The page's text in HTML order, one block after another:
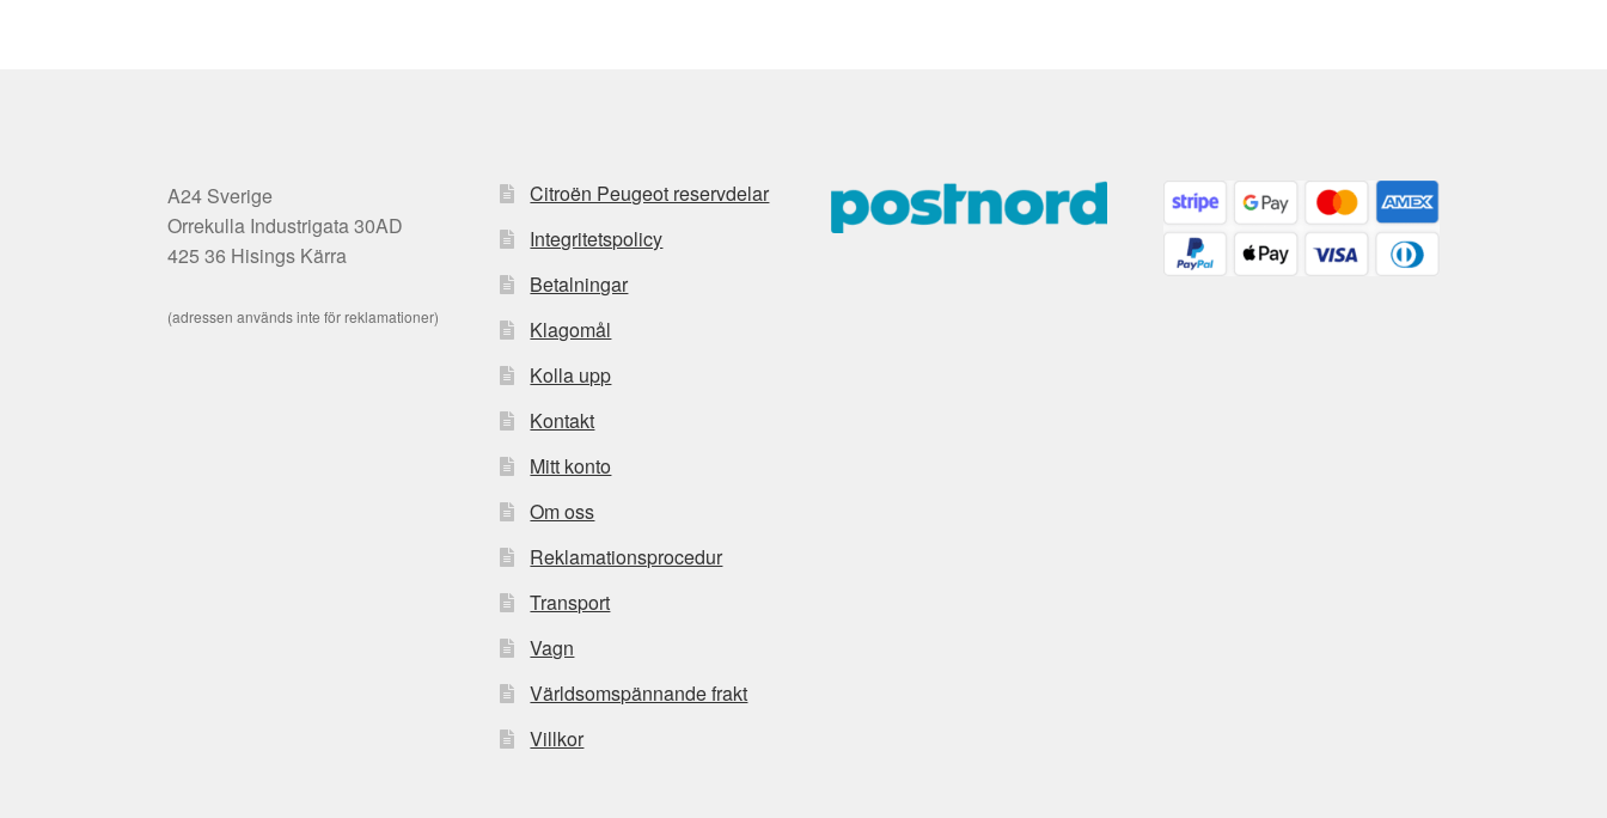
A24 Sverige
Orrekulla Industrigata 30AD
425 36 Hisings Kärra
(adressen används inte för reklamationer)
Citroën Peugeot reservdelar
Integritetspolicy
Betalningar
Klagomål
Kolla upp
Kontakt
Mitt konto
Om oss
Reklamationsprocedur
Transport
Vagn
Världsomspännande frakt
Villkor